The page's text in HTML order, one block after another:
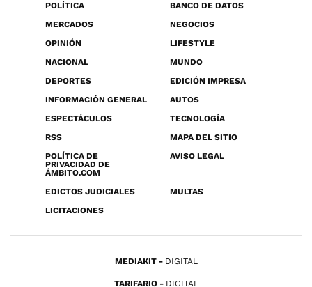
POLÍTICA
BANCO DE DATOS
MERCADOS
NEGOCIOS
OPINIÓN
LIFESTYLE
NACIONAL
MUNDO
DEPORTES
EDICIÓN IMPRESA
INFORMACIÓN GENERAL
AUTOS
ESPECTÁCULOS
TECNOLOGÍA
RSS
MAPA DEL SITIO
POLÍTICA DE
PRIVACIDAD DE
ÁMBITO.COM
AVISO LEGAL
EDICTOS JUDICIALES
MULTAS
LICITACIONES
MEDIAKIT DIGITAL
TARIFARIO DIGITAL